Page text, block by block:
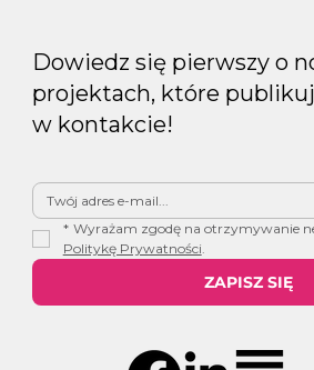
Dowiedz się pierwszy o
projektach, które
w kontakcie!
*
Politykę Prywatności.
ZAPISZ SIĘ